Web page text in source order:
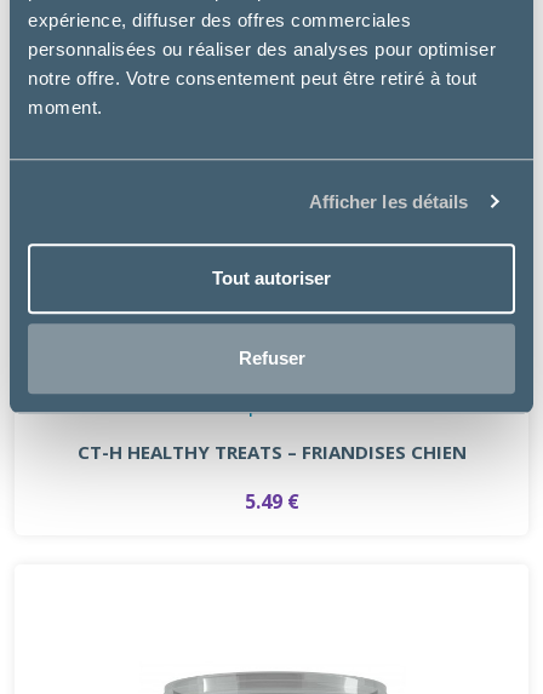
expérience, diffuser des offres commerciales
personnalisées ou réaliser des analyses pour optimiser
notre offre. Votre consentement peut être retiré à tout
moment.
Afficher les détails
Tout autoriser
Refuser
Specific
CT-H HEALTHY TREATS – FRIANDISES CHIEN
5.49 €